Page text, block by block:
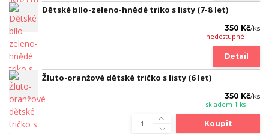
Dětské bílo-zeleno-hnědé triko s listy (7-8 let)
350 Kč/ks
nedostupné
Detail
Žluto-oranžové dětské tričko s listy (6 let)
350 Kč/ks
skladem 1 ks
Koupit